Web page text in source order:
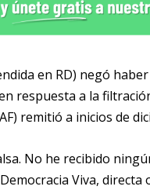
en RD) negó
respuesta a la
remitió a inicios de
No he recibido
Viva,